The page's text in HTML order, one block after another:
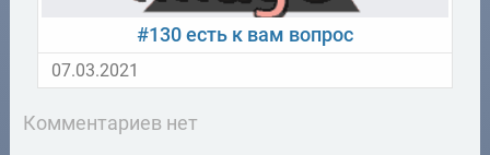
#130 есть к вам вопрос
07.03.2021
Комментариев нет